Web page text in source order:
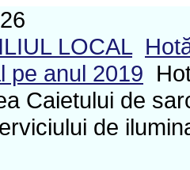
LOCAL
pe anul 2019
Caietului de
de